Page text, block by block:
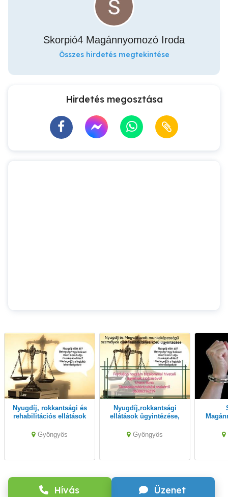
Hívás Üzenet
Skorpió4 Magánnyomozó Iroda
Összes hirdetés megtekintése
Hirdetés megosztása
Nyugdíj, rokkantsági és
rehabilitációs ellátások
Gyöngyös
Nyugdíj,rokkantsági
ellátások ügyintézése,
Gyöngyös